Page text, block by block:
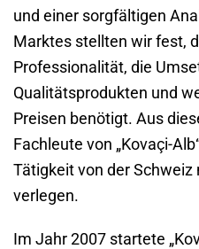
und einer sorgfältigen
Marktes stellten wir fest,
Professionalität, die
Qualitätsprodukten und
Preisen benötigt. Aus
Fachleute von „Kovaçi-
Tätigkeit von der Schweiz
verlegen.
Im Jahr 2007 startete